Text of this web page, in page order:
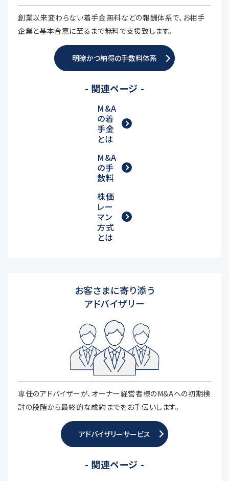
創業以来変わらない着手金無料などの報酬体系で、お相手
企業と基本合意に至るまで無料で支援致します。
明瞭かつ納得の手数料体系
- 関連ページ -
M&A
の着
手金
とは
M&A
の手
数料
株価
レー
マン
方式
とは
お客さまに寄り添う
アドバイザリー
専任のアドバイザーが、オーナー経営者様のM&Aへの初期検
討の段階から最終的な成約までをお手伝いします。
アドバイザリーサービス
- 関連ページ -